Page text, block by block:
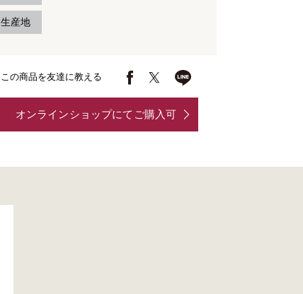
生産地
この商品を友達に教える
オンラインショップにてご購入可